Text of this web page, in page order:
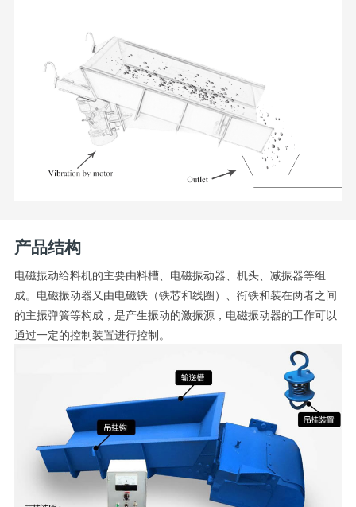
产品结构
电磁振动给料机的主要由料槽、电磁振动器、机头、减振器等组
成。电磁振动器又由电磁铁（铁芯和线圈）、衔铁和装在两者之间
的主振弹簧等构成，是产生振动的激振源，电磁振动器的工作可以
通过一定的控制装置进行控制。